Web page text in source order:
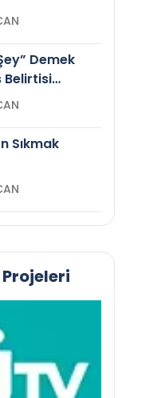
Demek
Belirtisi
Sıkmak